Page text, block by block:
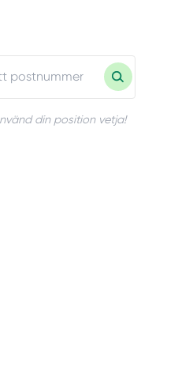
din position vetja!